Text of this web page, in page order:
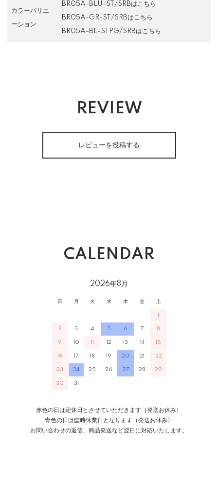
カラーバリエ
ーション
BR05A-BLU-ST/SRBはこちら
BR05A-GR-ST/SRBはこちら
BR05A-BL-STPG/SRBはこちら
REVIEW
レビューを投稿する
CALENDAR
2026年8月
日 月 火 水 木 金 土
1
2 3 4 5 6 7 8
9 10 11 12 13 14 15
16 17 18 19 20 21 22
23 24 25 26 27 28 29
30 31
赤色の日は定休日とさせていただきます（発送お休み）
青色の日は臨時休業日となります（発送お休み）
お問い合わせの返信、商品発送など翌日に対応いたします。